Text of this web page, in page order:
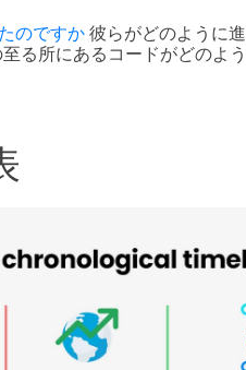
のですか彼らがどのように
る所にあるコードがどのよ